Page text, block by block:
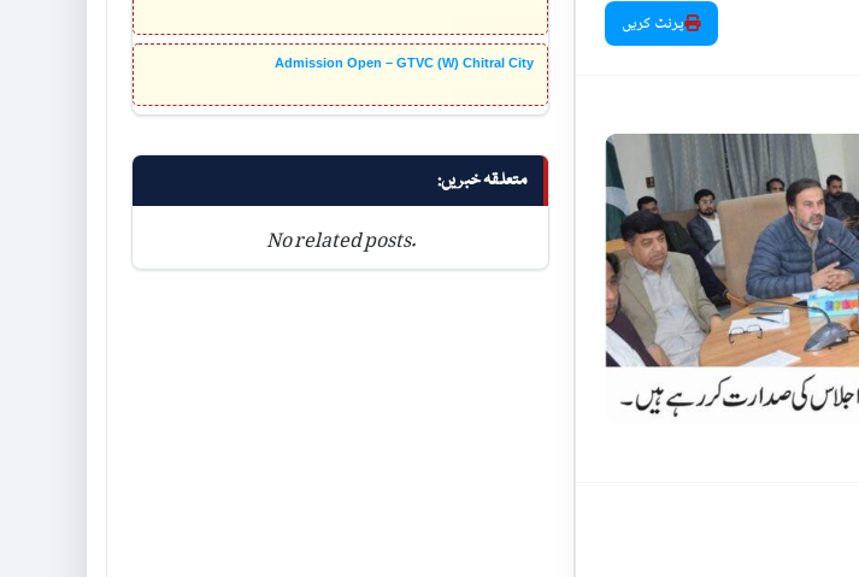
Admission Open – GTVC (W) Chitral City
متعلقہ خبریں:
No related posts.
پرنٹ کریں